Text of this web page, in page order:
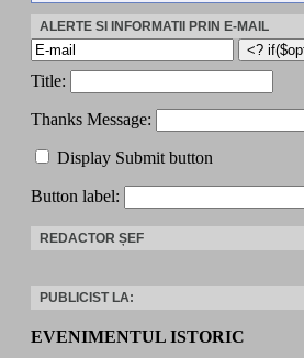
ALERTE SI INFORMATII PRIN E-MAIL
Title:
Thanks Message:
Display Submit button
Button label:
REDACTOR ȘEF
PUBLICIST LA:
EVENIMENTUL ISTORIC